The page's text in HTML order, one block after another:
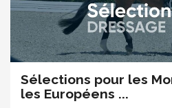
Sélections pour les
les Européens ...